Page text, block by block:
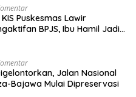
KIS Puskesmas Lawir
BPJS, Ibu Hamil Jadi
Jalan Nasional
Bajawa Mulai Dipreservasi